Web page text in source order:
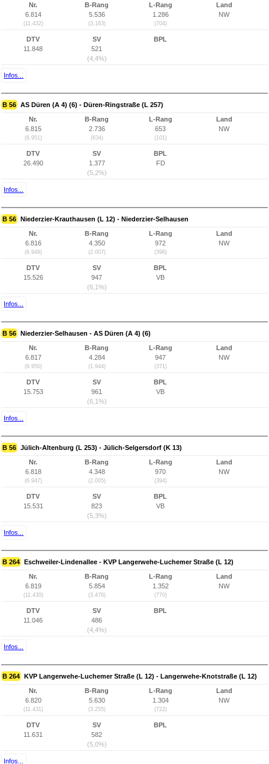
Nr.
6.814
(11.432)
B-Rang
5.536
(3.163)
L-Rang
1.286
(704)
Land
NW
DTV
11.848
SV
521
(4,4%)
BPL
Infos...
B 56 AS Düren (A 4) (6) - Düren-Ringstraße (L 257)
Nr.
6.815
(6.951)
B-Rang
2.736
(634)
L-Rang
653
(101)
Land
NW
DTV
26.490
SV
1.377
(5,2%)
BPL
FD
Infos...
B 56 Niederzier-Krauthausen (L 12) - Niederzier-Selhausen
Nr.
6.816
(6.949)
B-Rang
4.350
(2.007)
L-Rang
972
(396)
Land
NW
DTV
15.526
SV
947
(6,1%)
BPL
VB
Infos...
B 56 Niederzier-Selhausen - AS Düren (A 4) (6)
Nr.
6.817
(6.950)
B-Rang
4.284
(1.944)
L-Rang
947
(371)
Land
NW
DTV
15.753
SV
961
(6,1%)
BPL
VB
Infos...
B 56 Jülich-Altenburg (L 253) - Jülich-Selgersdorf (K 13)
Nr.
6.818
(6.947)
B-Rang
4.348
(2.005)
L-Rang
970
(394)
Land
NW
DTV
15.531
SV
823
(5,3%)
BPL
VB
Infos...
B 264 Eschweiler-Lindenallee - KVP Langerwehe-Luchemer Straße (L 12)
Nr.
6.819
(11.430)
B-Rang
5.854
(3.476)
L-Rang
1.352
(770)
Land
NW
DTV
11.046
SV
486
(4,4%)
BPL
Infos...
B 264 KVP Langerwehe-Luchemer Straße (L 12) - Langerwehe-Knotstraße (L 12)
Nr.
6.820
(11.431)
B-Rang
5.630
(3.255)
L-Rang
1.304
(722)
Land
NW
DTV
11.631
SV
582
(5,0%)
BPL
Infos...